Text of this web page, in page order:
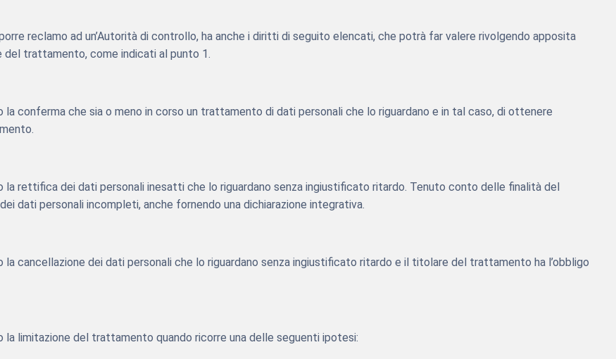
reclamo ad un’Autorità di controllo, ha anche i diritti di seguito elencati, che potrà far valere rivolgendo apposita
trattamento, come indicati al punto 1.
conferma che sia o meno in corso un trattamento di dati personali che lo riguardano e in tal caso, di ottenere
rettifica dei dati personali inesatti che lo riguardano senza ingiustificato ritardo. Tenuto conto delle finalità del
dati personali incompleti, anche fornendo una dichiarazione integrativa.
cancellazione dei dati personali che lo riguardano senza ingiustificato ritardo e il titolare del trattamento ha l’obbligo
limitazione del trattamento quando ricorre una delle seguenti ipotesi: